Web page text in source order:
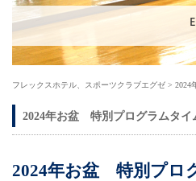
フレックスホテル、スポーツクラブエグゼ > 2024
2024年お盆 特別プログラムタイ
2024年お盆 特別プロ